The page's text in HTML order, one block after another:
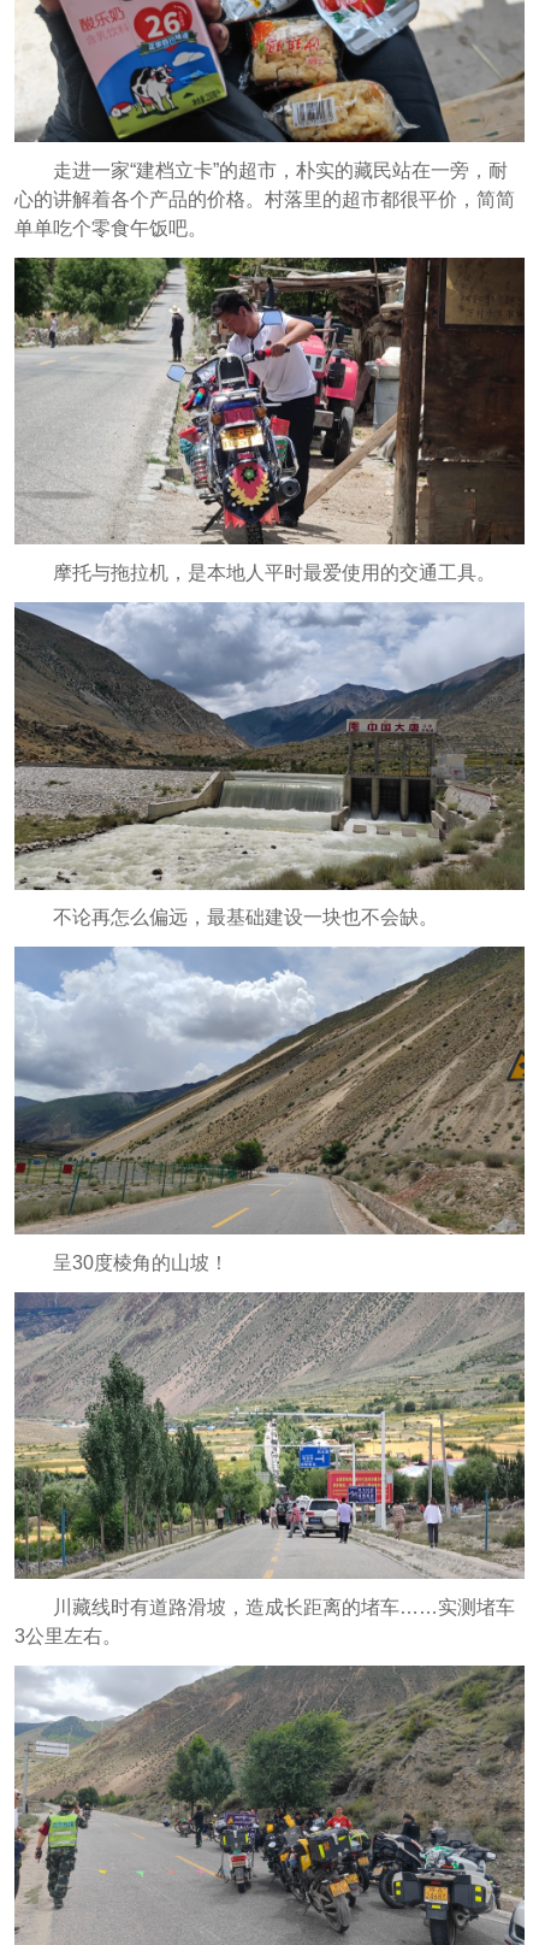
走进一家“建档立卡”的超市，朴实的藏民站在一旁，耐
心的讲解着各个产品的价格。村落里的超市都很平价，简简
单单吃个零食午饭吧。
摩托与拖拉机，是本地人平时最爱使用的交通工具。
不论再怎么偏远，最基础建设一块也不会缺。
呈30度棱角的山坡！
川藏线时有道路滑坡，造成长距离的堵车……实测堵车
3公里左右。